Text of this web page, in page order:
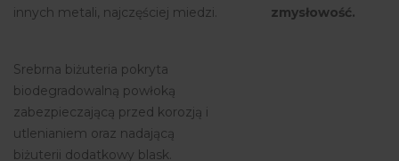
innych metali, najczęściej miedzi.
Srebrna biżuteria pokryta
biodegradowalną powłoką
zabezpieczającą przed korozją i
utlenianiem oraz nadającą
biżuterii dodatkowy blask.
zmysłowość.